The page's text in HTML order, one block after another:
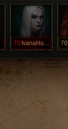
70 IvanaHumpalo 70